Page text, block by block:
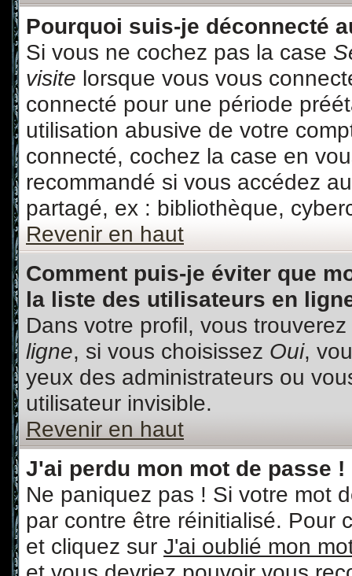
Pourquoi suis-je déconnecté
Si vous ne cochez pas la case
visite lorsque vous vous
connecté pour une période
utilisation abusive de votre
connecté, cochez la case en
recommandé si vous accédez
partagé, ex : bibliothèque,
Revenir en haut
Comment puis-je éviter que
la liste des utilisateurs en
Dans votre profil, vous
ligne, si vous choisissez Oui,
yeux des administrateurs ou
utilisateur invisible.
Revenir en haut
J'ai perdu mon mot de passe !
Ne paniquez pas ! Si votre mot
par contre être réinitialisé. Pour
et cliquez sur J'ai oublié mon